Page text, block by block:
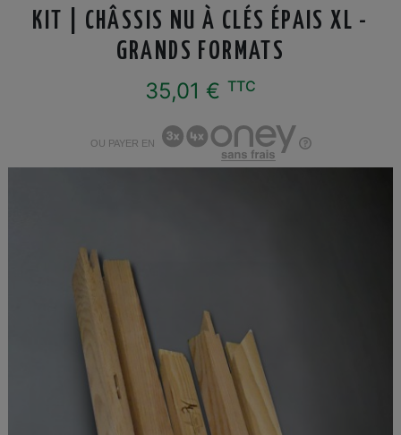
KIT | CHÂSSIS NU À CLÉS ÉPAIS XL -
GRANDS FORMATS
35,01 € TTC
OU PAYER EN